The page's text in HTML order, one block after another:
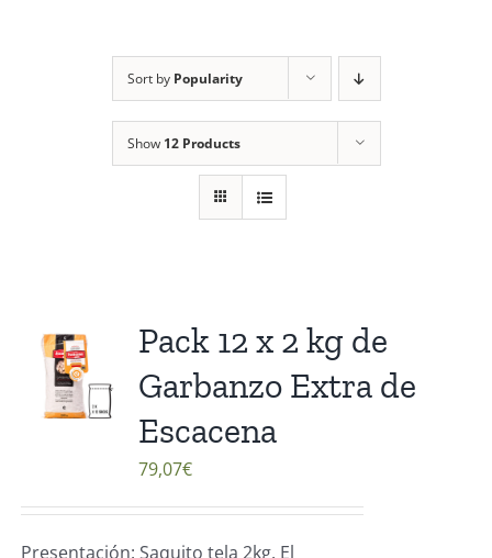
Access private
Sort by Popularity
Show 12 Products
Pack 12 x 2 kg de
Garbanzo Extra de
Escacena
79,07€
Presentación: Saquito tela 2kg. El